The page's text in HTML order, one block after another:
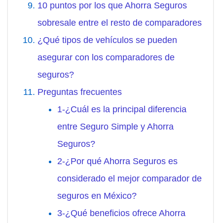
10 puntos por los que Ahorra Seguros
sobresale entre el resto de comparadores
¿Qué tipos de vehículos se pueden
asegurar con los comparadores de
seguros?
Preguntas frecuentes
1-¿Cuál es la principal diferencia
entre Seguro Simple y Ahorra
Seguros?
2-¿Por qué Ahorra Seguros es
considerado el mejor comparador de
seguros en México?
3-¿Qué beneficios ofrece Ahorra